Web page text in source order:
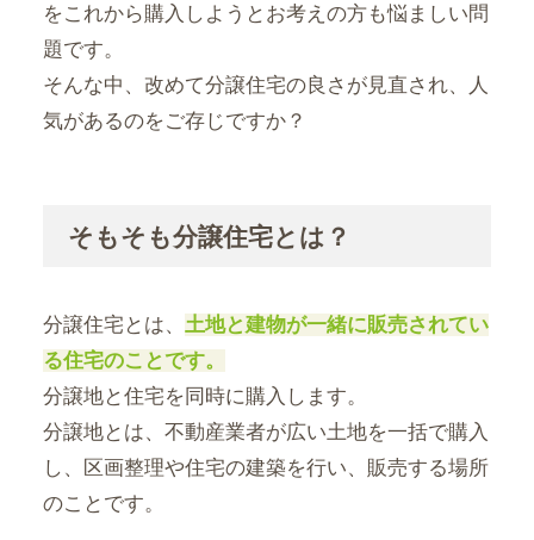
をこれから購入しようとお考えの方も悩ましい問
題です。
そんな中、改めて分譲住宅の良さが見直され、人
気があるのをご存じですか？
そもそも分譲住宅とは？
分譲住宅とは、 土地と建物が一緒に販売されてい
る住宅のことです。
分譲地と住宅を同時に購入します。
分譲地とは、不動産業者が広い土地を一括で購入
し、区画整理や住宅の建築を行い、販売する場所
のことです。